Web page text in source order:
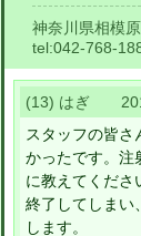
神奈川県相模
tel:042-768-
(13) はぎ
スタッフの皆
かったです。注
に教えてくださ
終了してしまい
します。